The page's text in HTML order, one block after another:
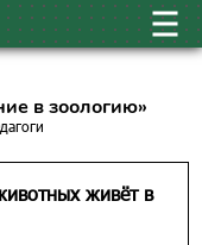
в зоологию»
живёт в